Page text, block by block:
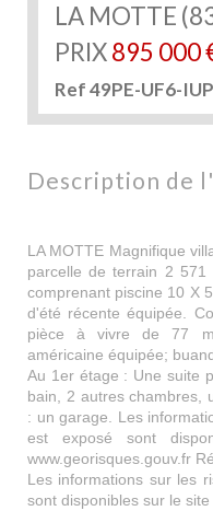
LA MOTTE
PRIX895 000
Ref 49PE-UF6-IUP
description de
LA MOTTE Magnifique
parcelle de terrain 2
comprenant piscine 10 X
d'été récente équipée.
pièce à vivre de 77
américaine équipée;
Au 1er étage : Une suite
bain, 2 autres chambres,
: un garage. Les
est exposé sont
www.georisques.gouv.fr
Les informations sur les
sont disponibles sur le site